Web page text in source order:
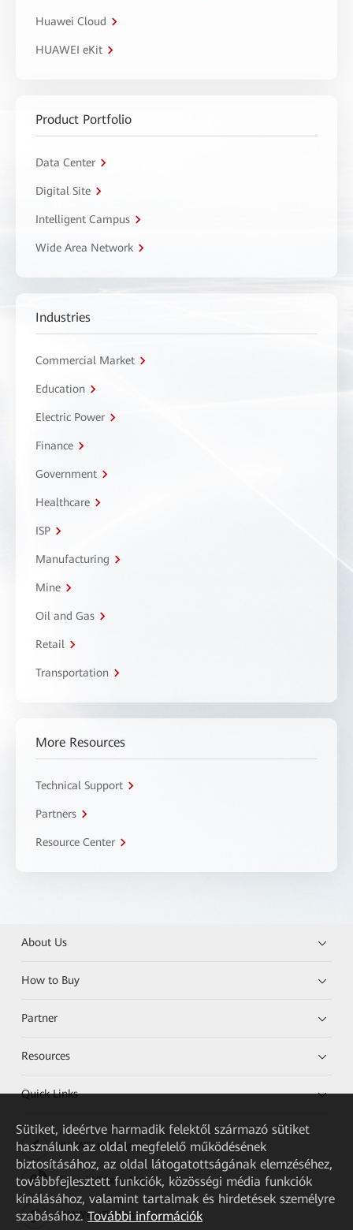
Huawei Cloud
HUAWEI eKit
Product Portfolio
Data Center
Digital Site
Intelligent Campus
Wide Area Network
Industries
Commercial Market
Education
Electric Power
Finance
Government
Healthcare
ISP
Manufacturing
Mine
Oil and Gas
Retail
Transportation
More Resources
Technical Support
Partners
Resource Center
About Us
How to Buy
Partner
Resources
Quick Links
HUAWEI eKit App
Huawei HiKnow App
HUAWEI eFly App
Sütiket, ideértve harmadik felektől származó sütiket
használunk az oldal megfelelő működésének
biztosításához, az oldal látogatottságának elemzéséhez,
továbbfejlesztett funkciók, közösségi média funkciók
kínálásához, valamint tartalmak és hirdetések személyre
szabásához. További információk